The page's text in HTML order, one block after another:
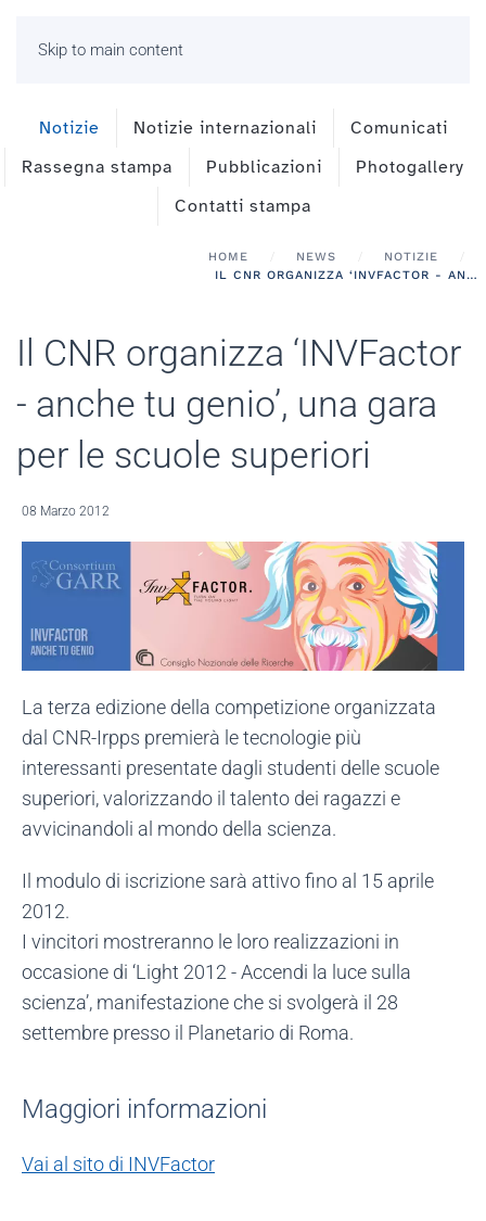
Skip to main content
Notizie Notizie internazionali
Comunicati
Rassegna stampa
Pubblicazioni
Photogallery
Contatti stampa
HOME NEWS
NOTIZIE
IL CNR ORGANIZZA ‘INVFACTOR - ANCHE TU GENIO’, UNA GARA PER LE SCUOLE SUPERIORI
Il CNR organizza ‘INVFactor
- anche tu genio’, una gara
per le scuole superiori
08 Marzo 2012
La terza edizione della competizione organizzata
dal CNR-Irpps premierà le tecnologie più
interessanti presentate dagli studenti delle scuole
superiori, valorizzando il talento dei ragazzi e
avvicinandoli al mondo della scienza.
Il modulo di iscrizione sarà attivo fino al 15 aprile
2012.
I vincitori mostreranno le loro realizzazioni in
occasione di ‘Light 2012 - Accendi la luce sulla
scienza’, manifestazione che si svolgerà il 28
settembre presso il Planetario di Roma.
Maggiori informazioni
Vai al sito di INVFactor